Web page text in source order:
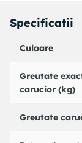
caruciorului,
copilul creste,
frane pe rotile
folosi una
personaje
Specificatii
Culoare
Greutate
carucior (kg)
Greutate